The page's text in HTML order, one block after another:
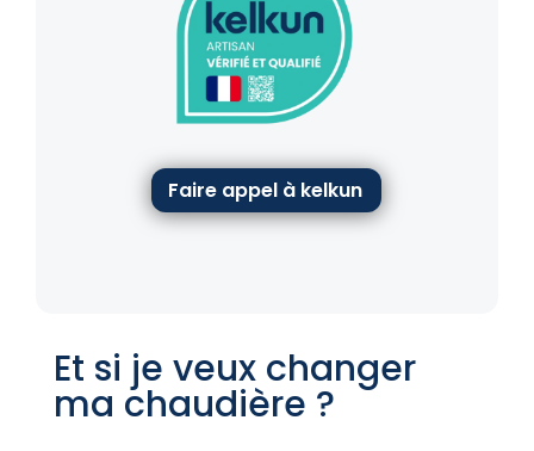
Faire appel à kelkun
Et si je veux changer
ma chaudière ?